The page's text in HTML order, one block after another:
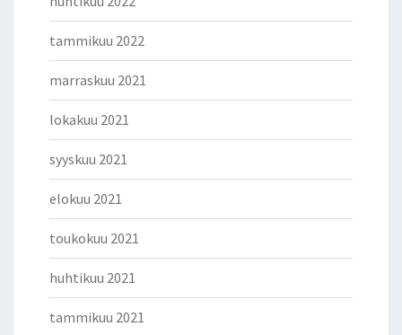
tammikuu 2022
marraskuu 2021
lokakuu 2021
syyskuu 2021
elokuu 2021
toukokuu 2021
huhtikuu 2021
tammikuu 2021